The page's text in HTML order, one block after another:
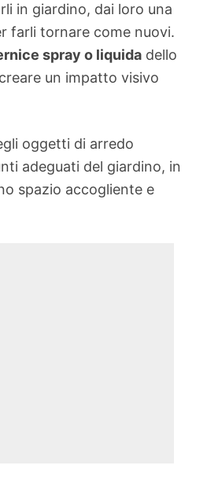
in giardino, dai loro una
farli tornare come nuovi.
spray o liquida dello
un impatto visivo
oggetti di arredo
adeguati del giardino, in
spazio accogliente e